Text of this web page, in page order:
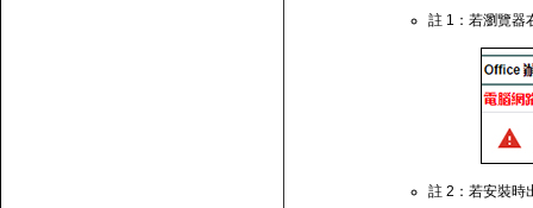
註 1：若瀏覽器
註 2：若安裝時